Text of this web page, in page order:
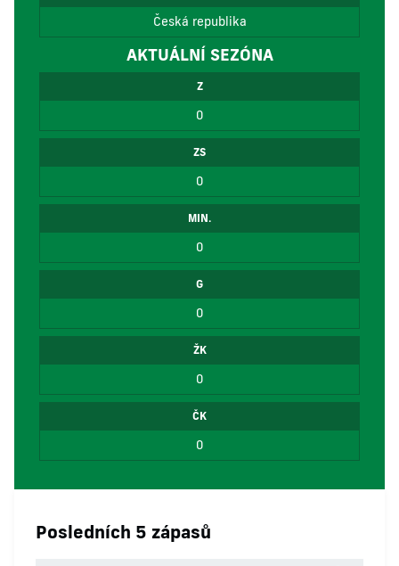
Česká republika
AKTUÁLNÍ SEZÓNA
Z
0
ZS
0
MIN.
0
G
0
ŽK
0
ČK
0
Posledních 5 zápasů